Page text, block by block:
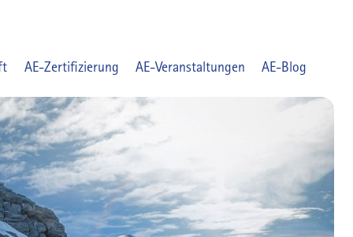
AE-Zertifizierung AE-Veranstaltungen AE-Blog